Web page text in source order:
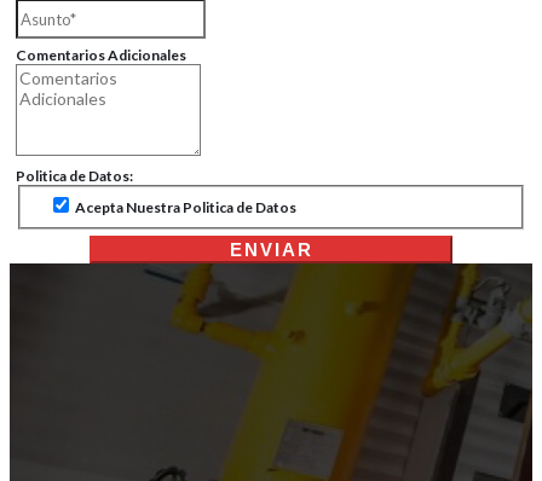
Comentarios Adicionales
Politica de Datos:
Acepta Nuestra Politica de Datos
ENVIAR